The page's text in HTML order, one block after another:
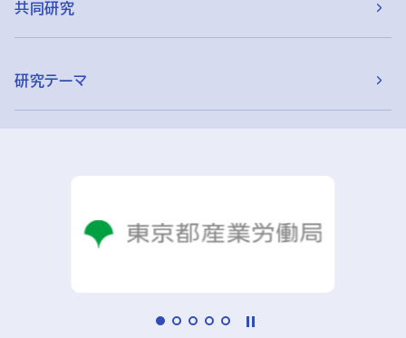
共同研究
研究テーマ